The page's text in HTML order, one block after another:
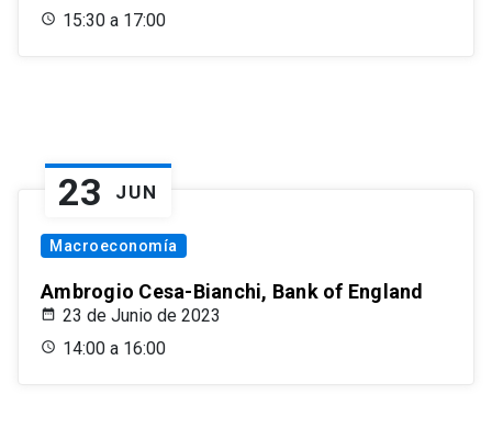
15:30 a 17:00
23 JUN
Macroeconomía
Ambrogio Cesa-Bianchi, Bank of England
23 de Junio de 2023
14:00 a 16:00